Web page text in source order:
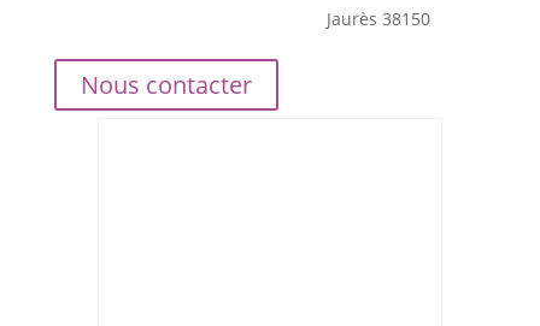
Jaurès 38150
Nous contacter